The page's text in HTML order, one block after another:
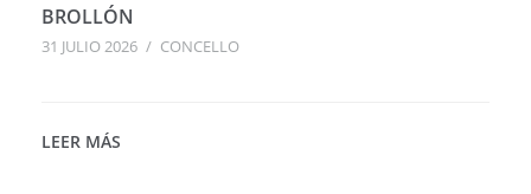
BROLLÓN
31 JULIO 2026 / CONCELLO
LEER MÁS